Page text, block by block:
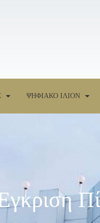
ΨΗΦΙΑΚΟ ΙΛΙΟΝ